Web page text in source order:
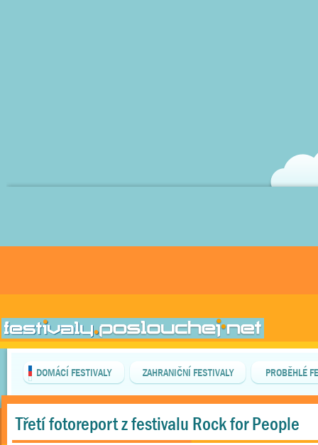
DOMÁCÍ FESTIVALY ZAHRANIČNÍ FESTIVALY PROBĚHLÉ
Třetí fotoreport z festivalu Rock for People